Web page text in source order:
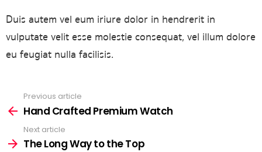
Duis autem vel eum iriure dolor in hendrerit in
vulputate velit esse molestie consequat, vel illum dolore
eu feugiat nulla facilisis.
more
Previous article
Hand Crafted Premium Watch
Next article
The Long Way to the Top